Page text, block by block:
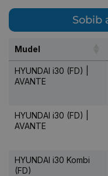
Sobib
Mudel
HYUNDAI i30 (FD) |
AVANTE
HYUNDAI i30 (FD) |
AVANTE
HYUNDAI i30 Kombi
(FD)